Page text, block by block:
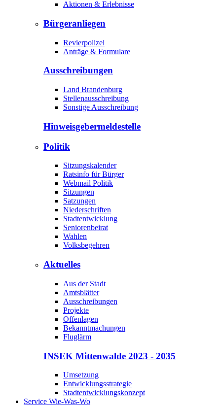
Aktionen & Erlebnisse
Bürgeranliegen
Revierpolizei
Anträge & Formulare
Ausschreibungen
Land Brandenburg
Stellenausschreibung
Sonstige Ausschreibung
Hinweisgeber­meldestelle
Politik
Sitzungskalender
Ratsinfo für Bürger
Webmail Politik
Sitzungen
Satzungen
Niederschriften
Stadtentwicklung
Seniorenbeirat
Wahlen
Volksbegehren
Aktuelles
Aus der Stadt
Amtsblätter
Ausschreibungen
Projekte
Offenlagen
Bekanntmachungen
Fluglärm
INSEK Mittenwalde 2023 - 2035
Umsetzung
Entwicklungsstrategie
Stadtentwicklungskonzept
Service Wie-Was-Wo